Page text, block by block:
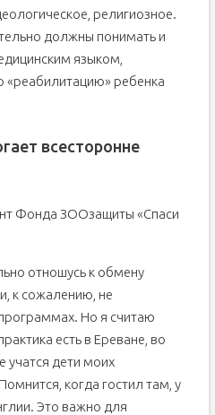
религиозное.
должны понимать и
языком,
«реабилитацию» ребенка
всесторонне
Фонда ЗООзащиты «Спаси
отношусь к обмену
к сожалению, не
Но я считаю
есть в Ереване, во
учатся дети моих
когда гостил там, у
Это важно для